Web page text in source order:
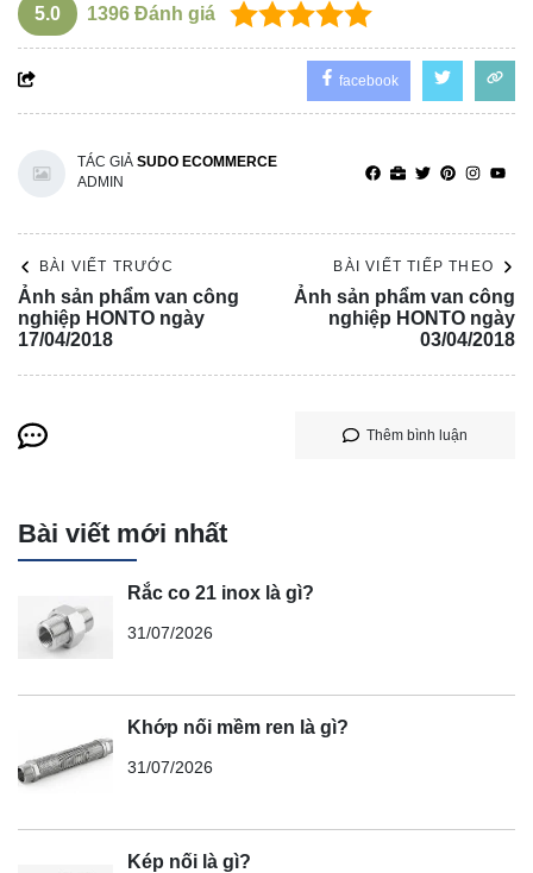
5.0 1396 Đánh giá
facebook
TÁC GIẢ SUDO ECOMMERCE
ADMIN
BÀI VIẾT TRƯỚC
Ảnh sản phẩm van công
nghiệp HONTO ngày
17/04/2018
BÀI VIẾT TIẾP THEO
Ảnh sản phẩm van công
nghiệp HONTO ngày
03/04/2018
Thêm bình luận
Bài viết mới nhất
Rắc co 21 inox là gì?
31/07/2026
Khớp nối mềm ren là gì?
31/07/2026
Kép nối là gì?